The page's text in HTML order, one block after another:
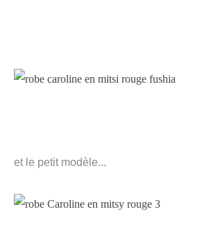
et le petit modèle...